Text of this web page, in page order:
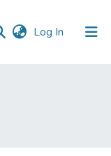
Log In (current)